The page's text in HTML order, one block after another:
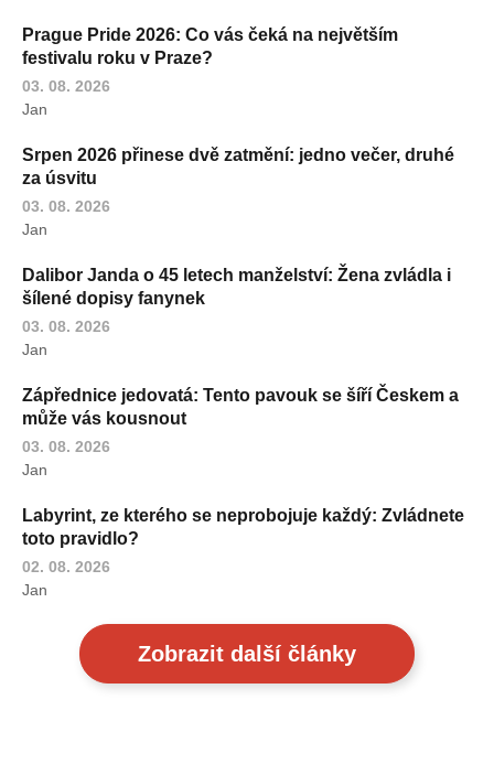
Prague Pride 2026: Co vás čeká na největším
festivalu roku v Praze?
03. 08. 2026
Jan
Srpen 2026 přinese dvě zatmění: jedno večer, druhé
za úsvitu
03. 08. 2026
Jan
Dalibor Janda o 45 letech manželství: Žena zvládla i
šílené dopisy fanynek
03. 08. 2026
Jan
Zápřednice jedovatá: Tento pavouk se šíří Českem a
může vás kousnout
03. 08. 2026
Jan
Labyrint, ze kterého se neprobojuje každý: Zvládnete
toto pravidlo?
02. 08. 2026
Jan
Zobrazit další články